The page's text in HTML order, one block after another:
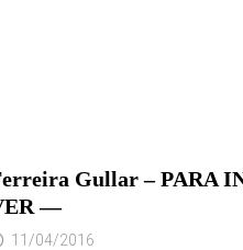
Gullar – PARA
—
11/04/2016